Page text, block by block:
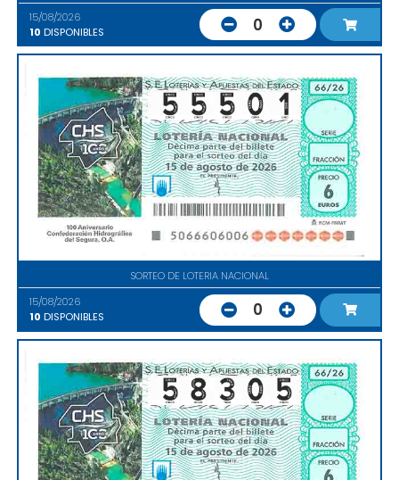
15/08/2026
10 DISPONIBLES 0
SORTEO DE LOTERIA NACIONAL
15/08/2026
10 DISPONIBLES 0